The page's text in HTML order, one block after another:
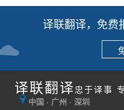
译联翻译，免费
译联翻译 忠于译事
中国 · 广州 · 深圳